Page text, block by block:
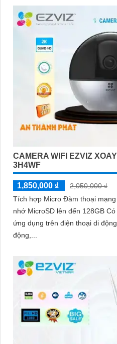
CAMERA WIFI EZVIZ
3H4WF
1,850,000 ₫
2,050,000 ₫
Tích hợp Micro Đàm thoại mạng lưới LAN và Wi-Fi Hỗ trợ thẻ
nhớ MicroSD lên đến 128GB
ứng dụng trên điện thoại di
động,...